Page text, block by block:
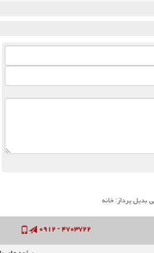
بدیل پرداز: خانه
۴۷۰۳۷۲۲ - ۰۹۱۲